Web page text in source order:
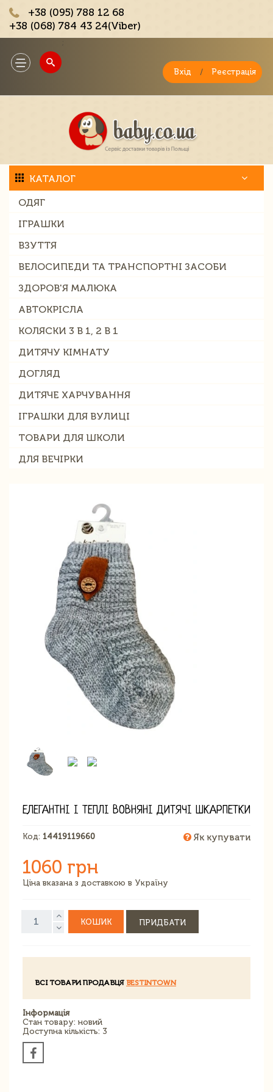
+38 (095) 788 12 68
+38 (068) 784 43 24(Viber)
Toggle
navigation
Вхід / Реєстрація
КАТАЛОГ
ОДЯГ
ІГРАШКИ
ВЗУТТЯ
ВЕЛОСИПЕДИ ТА ТРАНСПОРТНІ ЗАСОБИ
ЗДОРОВ'Я МАЛЮКА
АВТОКРІСЛА
КОЛЯСКИ 3 В 1, 2 В 1
ДИТЯЧУ КІМНАТУ
ДОГЛЯД
ДИТЯЧЕ ХАРЧУВАННЯ
ІГРАШКИ ДЛЯ ВУЛИЦІ
ТОВАРИ ДЛЯ ШКОЛИ
ДЛЯ ВЕЧІРКИ
ЕЛЕГАНТНІ І ТЕПЛІ ВОВНЯНІ ДИТЯЧІ ШКАРПЕТКИ
Код: 14419119660 Як купувати
1060 грн
Ціна вказана з доставкою в Україну
КОШИК ПРИДБАТИ
ВСІ ТОВАРИ ПРОДАВЦЯ BESTINTOWN
Інформація
Стан товару: новий
Доступна кількість: 3